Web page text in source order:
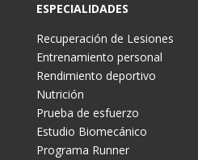
ESPECIALIDADES
Recuperación de Lesiones
Entrenamiento personal
Rendimiento deportivo
Nutrición
Prueba de esfuerzo
Estudio Biomecánico
Programa Runner